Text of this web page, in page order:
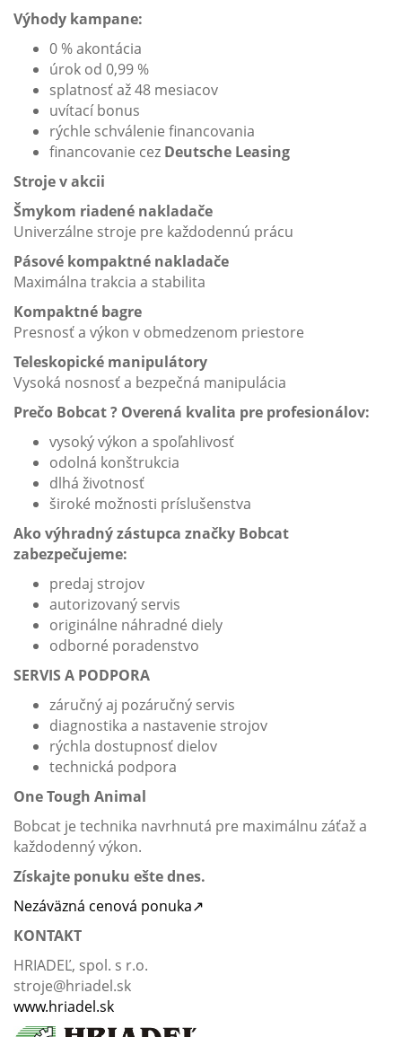
Výhody kampane:
0 % akontácia
úrok od 0,99 %
splatnosť až 48 mesiacov
uvítací bonus
rýchle schválenie financovania
financovanie cez Deutsche Leasing
Stroje v akcii
Šmykom riadené nakladače
Univerzálne stroje pre každodennú prácu
Pásové kompaktné nakladače
Maximálna trakcia a stabilita
Kompaktné bagre
Presnosť a výkon v obmedzenom priestore
Teleskopické manipulátory
Vysoká nosnosť a bezpečná manipulácia
Prečo Bobcat ? Overená kvalita pre profesionálov:
vysoký výkon a spoľahlivosť
odolná konštrukcia
dlhá životnosť
široké možnosti príslušenstva
Ako výhradný zástupca značky Bobcat
zabezpečujeme:
predaj strojov
autorizovaný servis
originálne náhradné diely
odborné poradenstvo
SERVIS A PODPORA
záručný aj pozáručný servis
diagnostika a nastavenie strojov
rýchla dostupnosť dielov
technická podpora
One Tough Animal
Bobcat je technika navrhnutá pre maximálnu záťaž a
každodenný výkon.
Získajte ponuku ešte dnes.
Nezáväzná cenová ponuka↗
KONTAKT
HRIADEĽ, spol. s r.o.
stroje@hriadel.sk
www.hriadel.sk